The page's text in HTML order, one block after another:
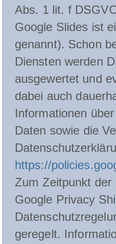
Abs. 1 lit. f
Google Slides ist
genannt). Schon
Diensten werden
ausgewertet und
dabei auch
Informationen
Daten sowie die
https://
Zum Zeitpunkt der
Google Privacy
geregelt.